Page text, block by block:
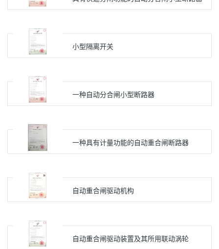
小型隔离开关
一种自动分合闸小型断路器
一种具有计量功能的自动重合闸断路器
自动重合闸驱动机构
自动重合闸驱动装置及其所用联动涡轮